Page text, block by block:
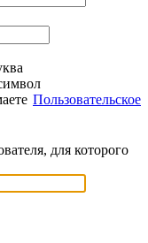
Пользовательское
для которого